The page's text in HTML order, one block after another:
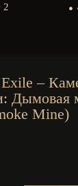
2 •
–
Дымовая
Mine)